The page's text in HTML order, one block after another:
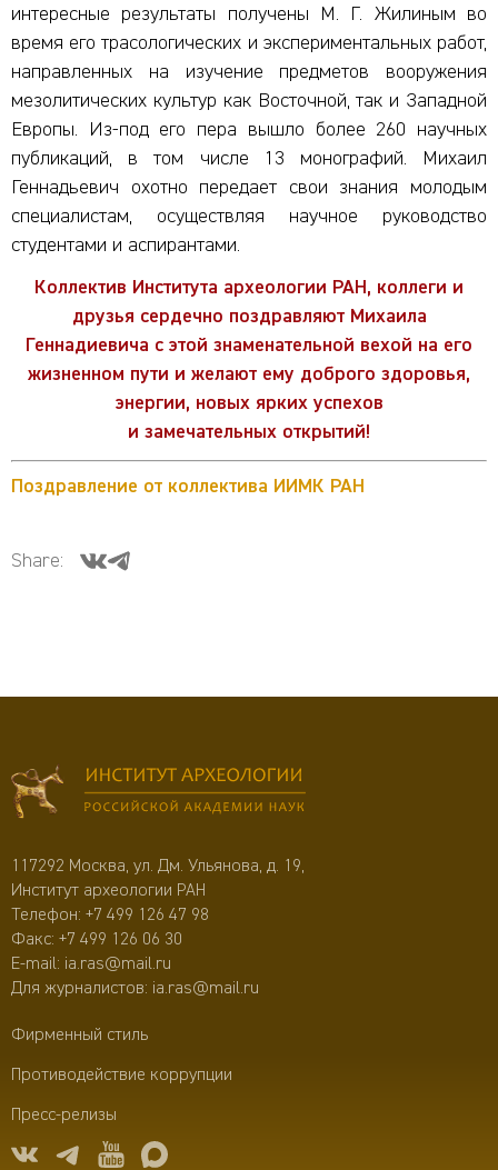
интересные результаты получены М. Г. Жилиным во
время его трасологических и экспериментальных работ,
направленных на изучение предметов вооружения
мезолитических культур как Восточной, так и Западной
Европы. Из-под его пера вышло более 260 научных
публикаций, в том числе 13 монографий. Михаил
Геннадьевич охотно передает свои знания молодым
специалистам, осуществляя научное руководство
студентами и аспирантами.
Коллектив Института археологии РАН, коллеги и
друзья сердечно поздравляют Михаила
Геннадиевича с этой знаменательной вехой на его
жизненном пути и желают ему доброго здоровья,
энергии, новых ярких успехов
и замечательных открытий!
Поздравление от коллектива ИИМК РАН
Share:
117292 Москва, ул. Дм. Ульянова, д. 19,
Институт археологии РАН
Телефон: +7 499 126 47 98
Факс: +7 499 126 06 30
E-mail: ia.ras@mail.ru
Для журналистов: ia.ras@mail.ru
Фирменный стиль
Противодействие коррупции
Пресс-релизы